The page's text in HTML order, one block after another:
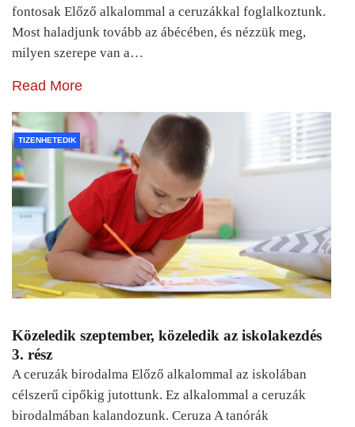
fontosak Előző alkalommal a ceruzákkal foglalkoztunk.
Most haladjunk tovább az ábécében, és nézzük meg,
milyen szerepe van a…
Read More
TIZENHETEDIK
Közeledik szeptember, közeledik az iskolakezdés
3. rész
A ceruzák birodalma Előző alkalommal az iskolában
célszerű cipőkig jutottunk. Ez alkalommal a ceruzák
birodalmában kalandozunk. Ceruza A tanórák